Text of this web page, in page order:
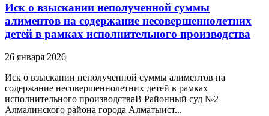
Иск о взыскании неполученной суммы
алиментов на содержание несовершеннолетних
детей в рамках исполнительного производства
26 января 2026
Иск о взыскании неполученной суммы алиментов на
содержание несовершеннолетних детей в рамках
исполнительного производстваВ Районный суд №2
Алмалинского района города Алматыист...